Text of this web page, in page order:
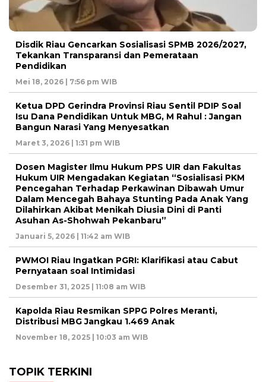
Disdik Riau Gencarkan Sosialisasi SPMB 2026/2027,
Tekankan Transparansi dan Pemerataan
Pendidikan
Mei 18, 2026 | 7:56 pm WIB
Ketua DPD Gerindra Provinsi Riau Sentil PDIP Soal
Isu Dana Pendidikan Untuk MBG, M Rahul : Jangan
Bangun Narasi Yang Menyesatkan
Maret 3, 2026 | 1:31 pm WIB
Dosen Magister Ilmu Hukum PPS UIR dan Fakultas
Hukum UIR Mengadakan Kegiatan “Sosialisasi PKM
Pencegahan Terhadap Perkawinan Dibawah Umur
Dalam Mencegah Bahaya Stunting Pada Anak Yang
Dilahirkan Akibat Menikah Diusia Dini di Panti
Asuhan As-Shohwah Pekanbaru”
Januari 5, 2026 | 11:42 am WIB
PWMOI Riau Ingatkan PGRI: Klarifikasi atau Cabut
Pernyataan soal Intimidasi
Desember 31, 2025 | 11:08 am WIB
Kapolda Riau Resmikan SPPG Polres Meranti,
Distribusi MBG Jangkau 1.469 Anak
November 18, 2025 | 10:03 am WIB
TOPIK TERKINI